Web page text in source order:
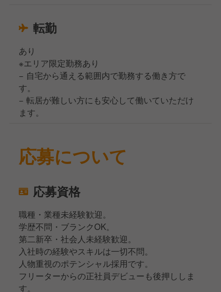
転勤
あり
※エリア限定勤務あり
− 自宅から通える範囲内で勤務する働き方で
す。
− 転居が難しい方にも安心して働いていただけ
ます。
応募について
応募資格
職種・業種未経験歓迎。
学歴不問・ブランクOK。
第二新卒・社会人未経験歓迎。
入社時の経験やスキルは一切不問。
人物重視のポテンシャル採用です。
フリーターからの正社員デビューも後押ししま
す。